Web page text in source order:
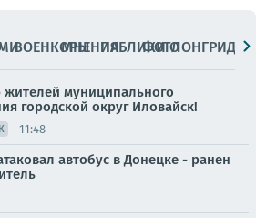
ВОЕНКОРЫМНЕНИЯПАБЛИКИ
ФОТОЛОНГРИДЫ
муниципального
городской округ Иловайск!
11:48
автобус в Донецке - ранен